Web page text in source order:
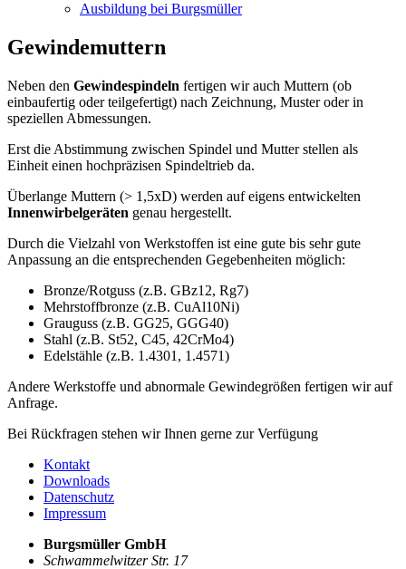
Ausbildung bei Burgsmüller
Gewindemuttern
Neben den Gewindespindeln fertigen wir auch Muttern (ob
einbaufertig oder teilgefertigt) nach Zeichnung, Muster oder in
speziellen Abmessungen.
Erst die Abstimmung zwischen Spindel und Mutter stellen als
Einheit einen hochpräzisen Spindeltrieb da.
Überlange Muttern (> 1,5xD) werden auf eigens entwickelten
Innenwirbelgeräten genau hergestellt.
Durch die Vielzahl von Werkstoffen ist eine gute bis sehr gute
Anpassung an die entsprechenden Gegebenheiten möglich:
Bronze/Rotguss (z.B. GBz12, Rg7)
Mehrstoffbronze (z.B. CuAl10Ni)
Grauguss (z.B. GG25, GGG40)
Stahl (z.B. St52, C45, 42CrMo4)
Edelstähle (z.B. 1.4301, 1.4571)
Andere Werkstoffe und abnormale Gewindegrößen fertigen wir auf
Anfrage.
Bei Rückfragen stehen wir Ihnen gerne zur Verfügung
Kontakt
Downloads
Datenschutz
Impressum
Burgsmüller GmbH
Schwammelwitzer Str. 17